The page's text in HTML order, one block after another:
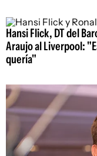
Hansi Flick, DT del
Araujo al Liverpool:
quería"